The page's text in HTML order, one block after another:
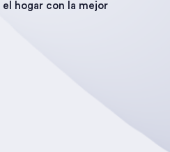
hogar con la mejor